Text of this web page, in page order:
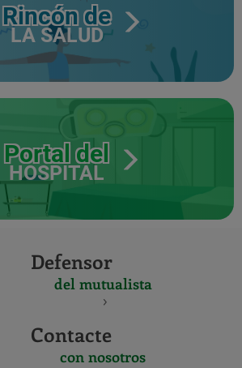
Rincón de
LA SALUD
Portal del
HOSPITAL
Defensor
del mutualista
Contacte
con nosotros